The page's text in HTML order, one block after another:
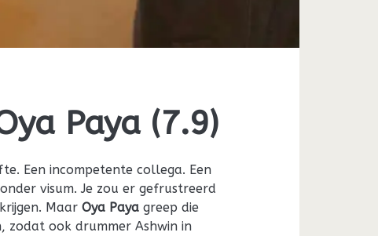
Paya (7.9)
Een incompetente collega. Een
visum. Je zou er gefrustreerd
Maar Oya Payagreep die
zodat ook drummer Ashwin in